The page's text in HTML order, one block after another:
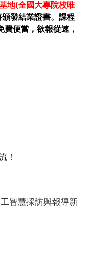
地(全國大專院校唯
發結業證書。課程
便當，欲報從速，
人
！
智慧採訪與報導新